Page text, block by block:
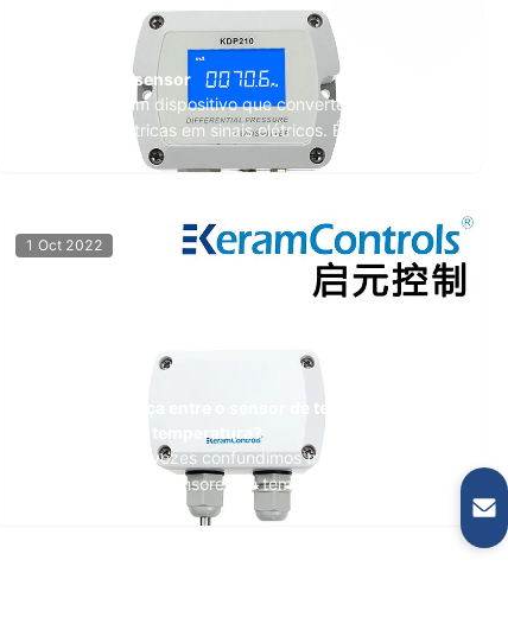
Aplicação do sensor
Um sensor é um dispositivo que converte grandezas
físicas não elétricas em sinais elétricos. É o "órgão
sensorial" da tecnologia da informação moderna.
utilizado em muitos campos da nossa produção e vida,
...
1 Oct 2022
Que é a diferença entre o sensor de temperatura e o
transmissor da temperatura?
Na vida, muitas vezes confundimos transmissores de
temperatura com sensores de temperatura. Hoje,
vamos ver a diferença entre eles. De modo geral,